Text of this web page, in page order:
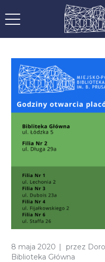
8 maja 2020 przez
Biblioteka Główna